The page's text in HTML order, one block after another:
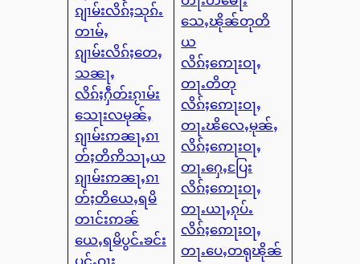
ၵျၢမ်းလိၵ်ႈသုၵ်ႉ
တၢမ်ႇ
ၵျၢမ်းလိၵ်ႈတေႇ
သၼႃႇ
လိၵ်ႈႁဵတ်းၵႂၢမ်း
သေႃးလမုၼ်ႇ
ၵျၢမ်းဢၼႃႇၵၢ
တ်ႈတိဢိသႃႇယ
ၵျၢမ်းဢၼႃႇၵၢ
တ်ႈတိယေႇရမိ
တၢင်းဢၼ်
ယေႇရမိပွင်ႉၶင်း
သေႇၽိုၼ်တုတိ
ယ
လိၵ်ႈဢေႃးဝႃႇ
တႃႉတိတု
လိၵ်ႈဢေႃးဝႃႇ
တႃႉၽိလေႇမုၼ်ႇ
လိၵ်ႈဢေႃးဝႃႇ
တႃႉႁေႇပြႄး
လိၵ်ႈဢေႃးဝႃႇ
တႃႉယႃႇၵုပ်ႉ
လိၵ်ႈဢေႃးဝႃႇ
တႃႉပေႇတရုၽိုၼ်